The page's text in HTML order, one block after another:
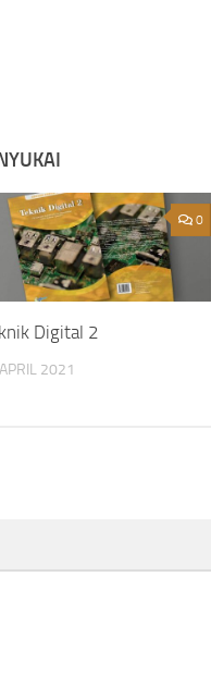
0
Digital 2
2021